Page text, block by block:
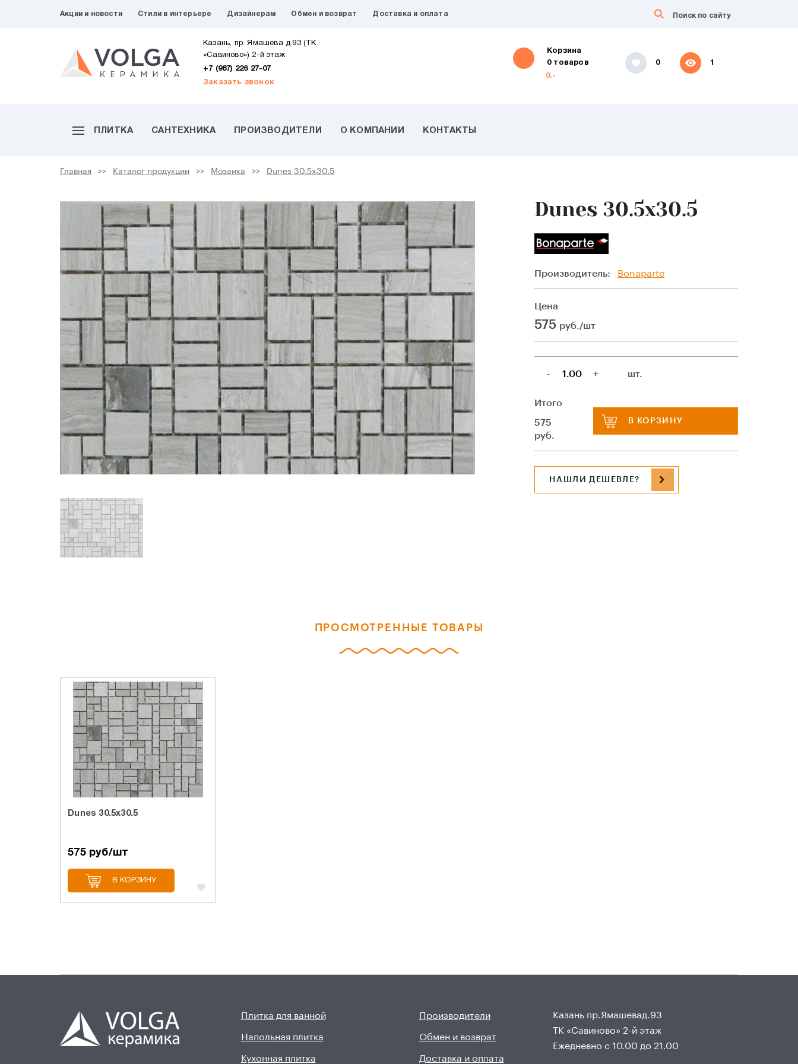
Акции и новости Стили в интерьере Дизайнерам Обмен и возврат Доставка и оплата
Казань, пр. Ямашева д.93 (ТК
«Савиново») 2-й этаж
+7 (987) 226 27-07
Заказать звонок
Корзина
0 товаров
0.-
0 1
ПЛИТКА САНТЕХНИКА ПРОИЗВОДИТЕЛИ О КОМПАНИИ КОНТАКТЫ
Главная Каталог продукции Мозаика Dunes 30.5x30.5
Dunes 30.5x30.5
Производитель: Bonaparte
Цена
575 руб./шт
- + шт.
Итого
575
руб.
В КОРЗИНУ
НАШЛИ ДЕШЕВЛЕ?
ПРОСМОТРЕННЫЕ ТОВАРЫ
Dunes 30.5x30.5
575 руб/шт
В КОРЗИНУ
Плитка для ванной
Напольная плитка
Кухонная плитка
Производители
Обмен и возврат
Доставка и оплата
Казань пр.Ямашевад.93
ТК «Савиново» 2-й этаж
Ежедневно с 10.00 до 21.00